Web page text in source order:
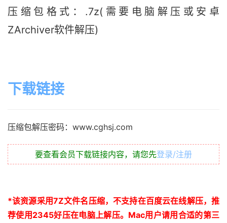
压缩包格式：.7z(需要电脑解压或安卓
ZArchiver软件解压)
下载链接
压缩包解压密码：www.cghsj.com
要查看会员下载链接内容，请您先登录/注册
*该资源采用7Z文件名压缩，不支持在百度云在线解压，推
荐使用2345好压在电脑上解压。 Mac用户请用合适的第三